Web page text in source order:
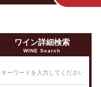
ワイン詳細検索
WINE Search